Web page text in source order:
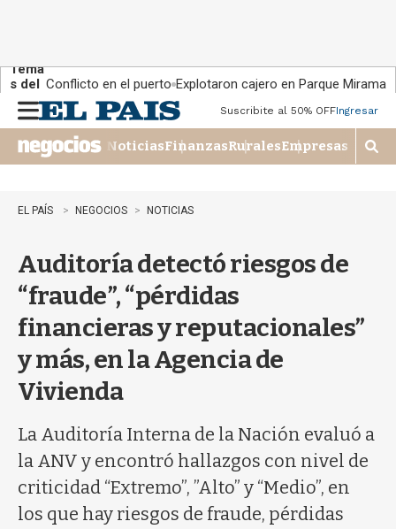
Tema
s del
día:
Conflicto en el puerto Explotaron cajero en Parque Miramar
n
u
Suscribite al 50% OFFIngresar
NoticiasFinanzasRuralesEmpresas
M
o
EL PAÍS NEGOCIOS NOTICIAS
Auditoría detectó riesgos de
“fraude”, “pérdidas
financieras y reputacionales”
y más, en la Agencia de
Vivienda
La Auditoría Interna de la Nación evaluó a
la ANV y encontró hallazgos con nivel de
criticidad “Extremo”, ”Alto” y “Medio”, en
los que hay riesgos de fraude, pérdidas